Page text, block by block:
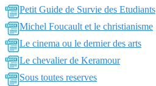
Petit Guide de Survie des Etudiants
Michel Foucault et le christianisme
Le cinema ou le dernier des arts
Le chevalier de Keramour
Sous toutes reserves